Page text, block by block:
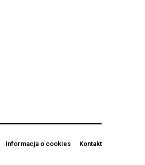
Informacja o cookies Kontakt